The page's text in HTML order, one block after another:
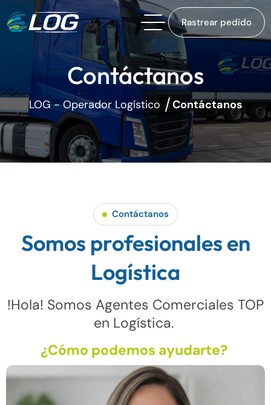
Rastrear pedido
Contáctanos
LOG - Operador Logístico Contáctanos
Contáctanos
Somos profesionales en
Logística
!Hola! Somos Agentes Comerciales TOP
en Logística.
¿Cómo podemos ayudarte?